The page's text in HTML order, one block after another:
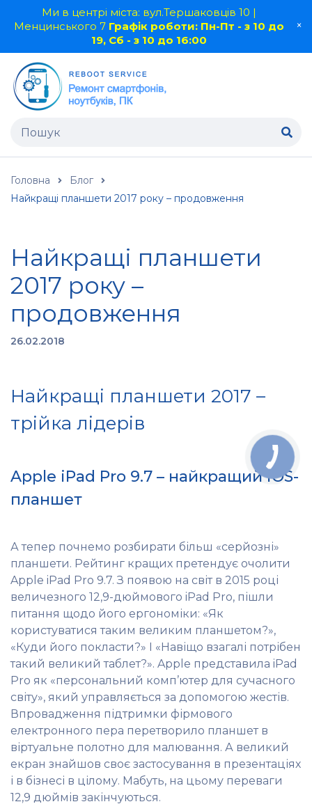
Ми в центрі міста: вул.Тершаковців 10 |
Менцинського 7 Графік роботи: Пн-Пт - з 10 до
19, Сб - з 10 до 16:00
Головна
Блог
Найкращі планшети 2017 року – продовження
Найкращі планшети
2017 року –
продовження
26.02.2018
Найкращі планшети 2017 –
трійка лідерів
Apple iPad Pro 9.7 – найкращий iOS-
планшет
А тепер почнемо розбирати більш «серйозні»
планшети. Рейтинг кращих претендує очолити
Apple iPad Pro 9.7. З появою на світ в 2015 році
величезного 12,9-дюймового iPad Pro, пішли
питання щодо його ергономіки: «Як
користуватися таким великим планшетом?»,
«Куди його покласти?» І «Навіщо взагалі потрібен
такий великий таблет?». Apple представила iPad
Pro як «персональний комп’ютер для сучасного
світу», який управляється за допомогою жестів.
Впровадження підтримки фірмового
електронного пера перетворило планшет в
віртуальне полотно для малювання. А великий
екран знайшов своє застосування в презентаціях
і в бізнесі в цілому. Мабуть, на цьому переваги
12,9 дюймів закінчуються.